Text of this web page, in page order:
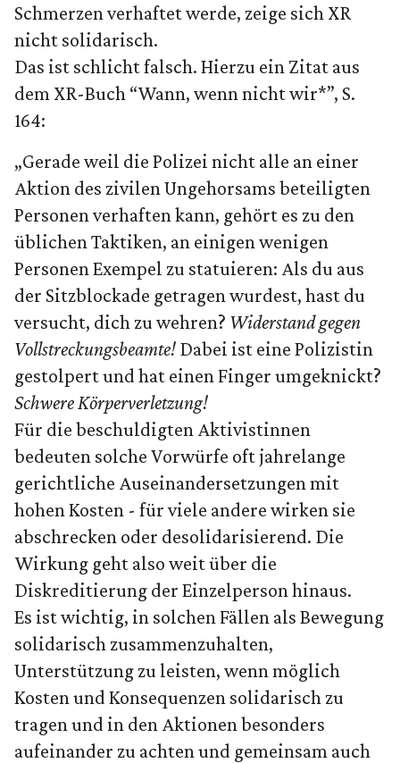
Schmerzen verhaftet werde, zeige sich XR
nicht solidarisch.
Das ist schlicht falsch. Hierzu ein Zitat aus
dem XR-Buch “Wann, wenn nicht wir*”, S.
164:
„Gerade weil die Polizei nicht alle an einer
Aktion des zivilen Ungehorsams beteiligten
Personen verhaften kann, gehört es zu den
üblichen Taktiken, an einigen wenigen
Personen Exempel zu statuieren: Als du aus
der Sitzblockade getragen wurdest, hast du
versucht, dich zu wehren? Widerstand gegen
Vollstreckungsbeamte! Dabei ist eine Polizistin
gestolpert und hat einen Finger umgeknickt?
Schwere Körperverletzung!
Für die beschuldigten Aktivistinnen
bedeuten solche Vorwürfe oft jahrelange
gerichtliche Auseinandersetzungen mit
hohen Kosten - für viele andere wirken sie
abschrecken oder desolidarisierend. Die
Wirkung geht also weit über die
Diskreditierung der Einzelperson hinaus.
Es ist wichtig, in solchen Fällen als Bewegung
solidarisch zusammenzuhalten,
Unterstützung zu leisten, wenn möglich
Kosten und Konsequenzen solidarisch zu
tragen und in den Aktionen besonders
aufeinander zu achten und gemeinsam auch